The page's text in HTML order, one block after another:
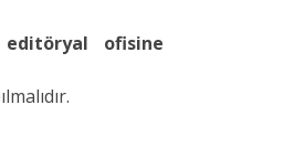
editöryal ofisine